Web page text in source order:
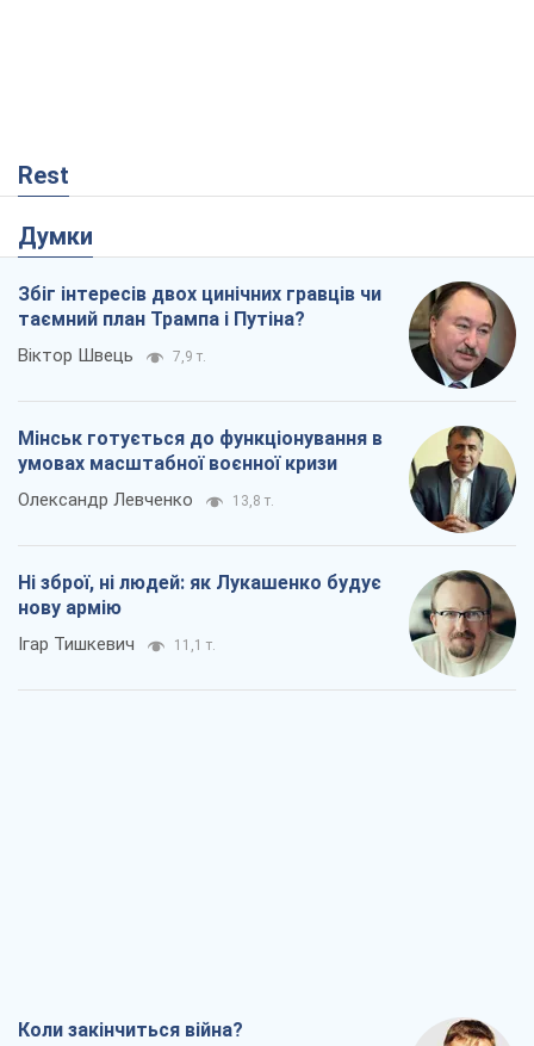
Rest
Думки
Збіг інтересів двох цинічних гравців чи
таємний план Трампа і Путіна?
Віктор Швець 7,9 т.
Мінськ готується до функціонування в
умовах масштабної воєнної кризи
Олександр Левченко 13,8 т.
Ні зброї, ні людей: як Лукашенко будує
нову армію
Ігар Тишкевич 11,1 т.
Коли закінчиться війна?